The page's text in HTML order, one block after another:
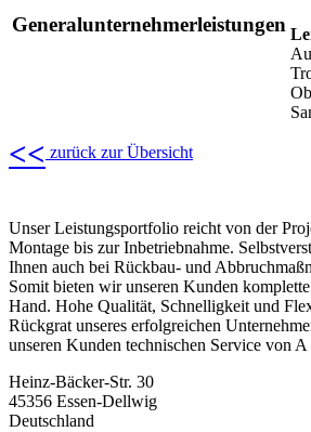
Generalunternehmerleistungen
<< zurück zur Übersicht
Unser Leistungsportfolio reicht von der
Montage bis zur Inbetriebnahme.
Ihnen auch bei Rückbau- und
Somit bieten wir unseren Kunden
Hand. Hohe Qualität, Schnelligkeit und
Rückgrat unseres erfolgreichen
unseren Kunden technischen Service von A
Heinz-Bäcker-Str. 30
45356 Essen-Dellwig
Deutschland